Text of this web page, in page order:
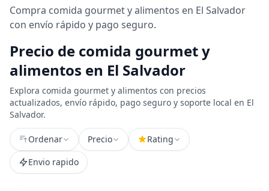
Compra comida gourmet y alimentos en El Salvador
con envío rápido y pago seguro.
Precio de comida gourmet y
alimentos en El Salvador
Explora comida gourmet y alimentos con precios
actualizados, envío rápido, pago seguro y soporte local en El
Salvador.
Ordenar Precio
Rating
Envio rapido